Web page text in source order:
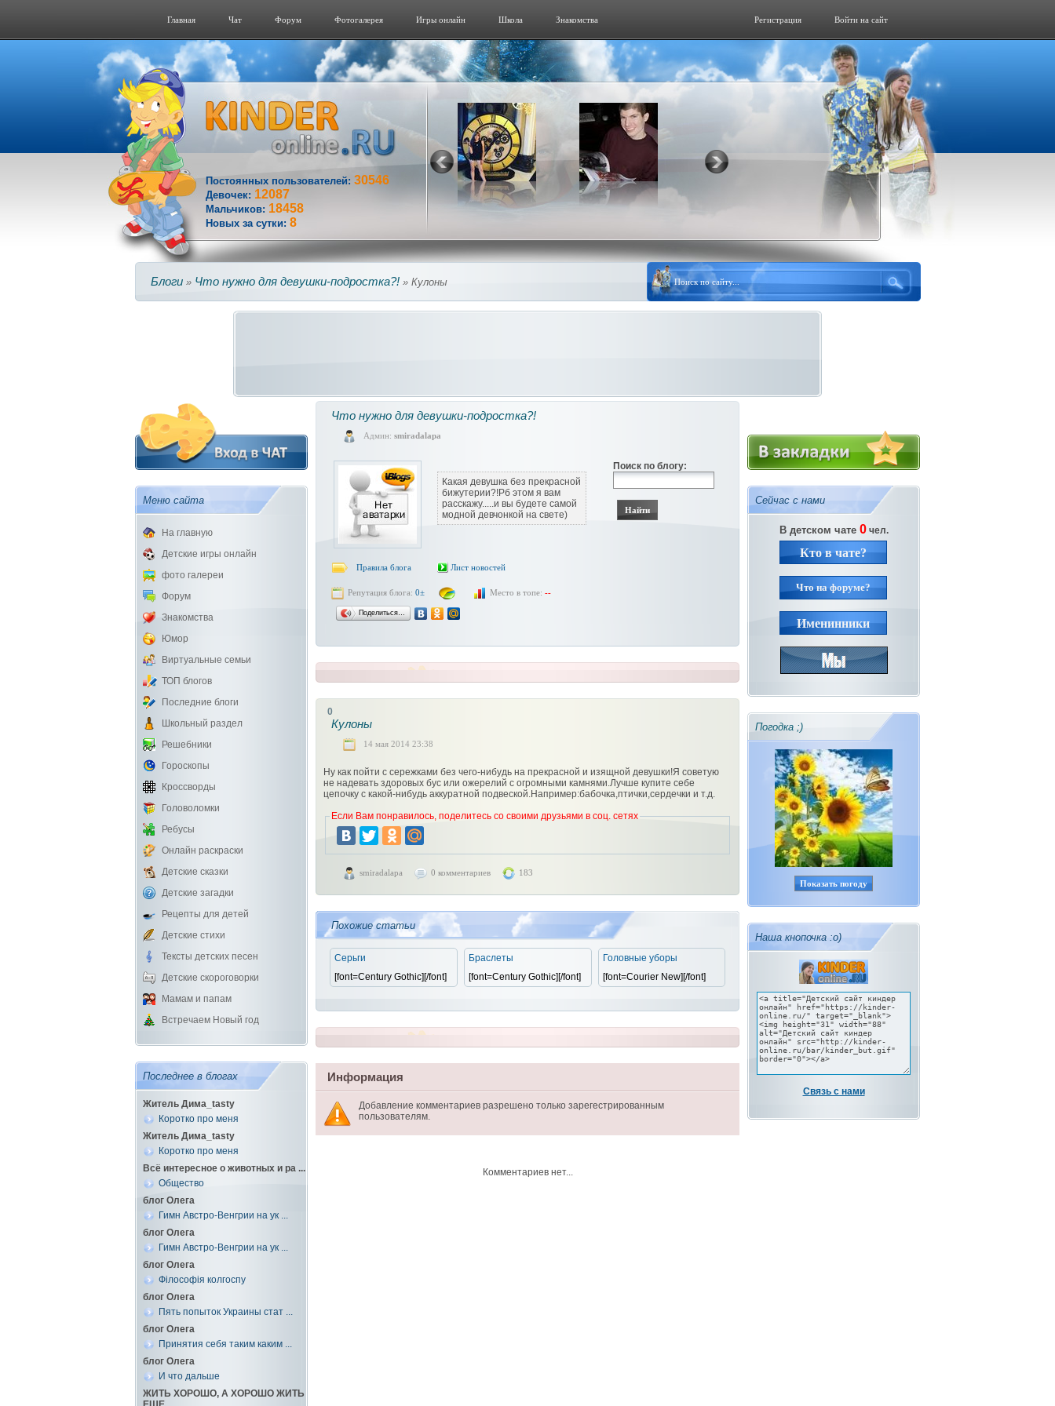
Главная Чат Форум Фотогалерeя Игры онлайн Школа Знакомства Войти на сайт
Регистрация
Постоянных пользователей: 30546
Девочек: 12087
Мальчиков: 18458
Новых за сутки: 8
Блоги » Что нужно для девушки-подростка?! » Кулоны
Меню сайта
На главную
Детские игры онлайн
фото галереи
Форум
Знакомства
Юмор
Виртуальные семьи
ТОП блогов
Последние блоги
Школьный раздел
Решебники
Гороскопы
Кроссворды
Головоломки
Ребусы
Онлайн раскраски
Детские сказки
Детские загадки
Рецепты для детей
Детские стихи
Тексты детских песен
Детские скороговорки
Мамам и папам
Встречаем Новый год
Последнее в блогах
Житель Дима_tasty
Коротко про меня
Житель Дима_tasty
Коротко про меня
Всё интересное о животных и ра ...
Общество
блог Олега
Гимн Австро-Венгрии на ук ...
блог Олега
Гимн Австро-Венгрии на ук ...
блог Олега
Філософія колгоспу
блог Олега
Пять попыток Украины стат ...
блог Олега
Принятия себя таким каким ...
блог Олега
И что дальше
ЖИТЬ ХОРОШО, А ХОРОШО ЖИТЬ
Что нужно для девушки-подростка?!
Админ: smiradalapa
Какая девушка без прекрасной
бижутерии?!Рб этом я вам
расскажу.....и вы будете самой
модной девчонкой на свете)
Поиск по блогу:
Правила блога Лист новостей
Репутация блога: 0± Место в топе: --
Поделиться…
0
Кулоны
14 мая 2014 23:38
Ну как пойти с сережками без чего-нибудь на прекрасной и изящной девушки!Я советую
не надевать здоровых бус или ожерелий с огромными камнями.Лучше купите себе
цепочку с какой-нибудь аккуратной подвеской.Например:бабочка,птички,сердечки и т.д.
Если Вам понравилось, поделитесь со своими друзьями в соц. сетях
smiradalapa 0 комментариев 183
Похожие статьи
Серьги
[font=Century Gothic][/font]
Браслеты
[font=Century Gothic][/font]
Головные уборы
[font=Courier New][/font]
Информация
Добавление комментариев разрешено только зарегестрированным
пользователям.
Комментариев нет...
Сейчас с нами
В детском чате 0чел.
Кто в чате?
Что на форуме?
Именинники
Погодка ;)
Показать погоду
Наша кнопочка :о)
Связь с нами